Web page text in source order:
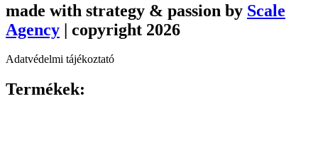
made with strategy & passion by Scale
Agency | copyright 2026
Adatvédelmi tájékoztató
Termékek: